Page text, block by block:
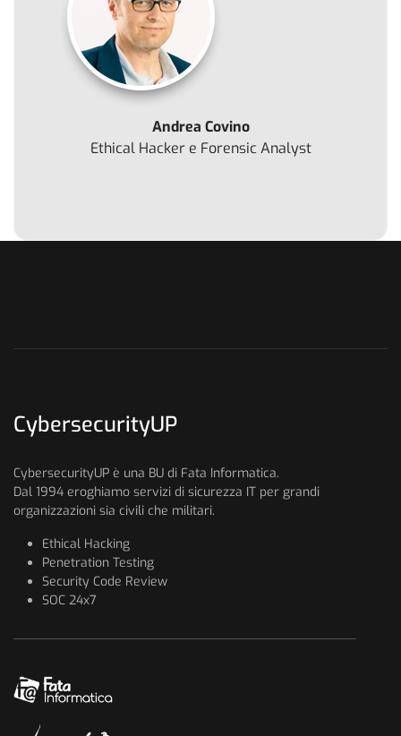
Andrea Covino
Ethical Hacker e Forensic Analyst
CybersecurityUP
CybersecurityUP è una BU di Fata Informatica.
Dal 1994 eroghiamo servizi di sicurezza IT per grandi
organizzazioni sia civili che militari.
Ethical Hacking
Penetration Testing
Security Code Review
SOC 24x7